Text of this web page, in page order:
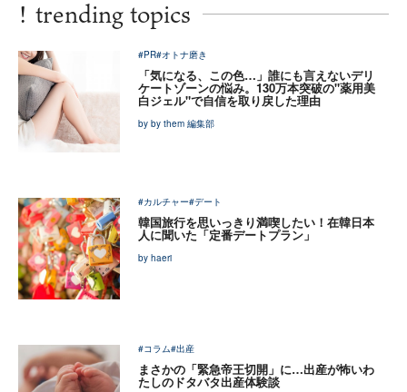
! trending topics
#PR#オトナ磨き
「気になる、この色…」誰にも言えないデリ
ケートゾーンの悩み。130万本突破の"薬用美
白ジェル"で自信を取り戻した理由
by by them 編集部
#カルチャー#デート
韓国旅行を思いっきり満喫したい！在韓日本
人に聞いた「定番デートプラン」
by haeri
#コラム#出産
まさかの「緊急帝王切開」に…出産が怖いわ
たしのドタバタ出産体験談